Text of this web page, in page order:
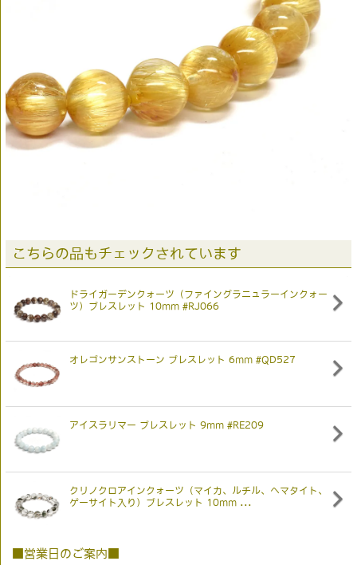
こちらの品もチェックされています
ドライガーデンクォーツ（ファイングラニュラーインクォー
ツ）ブレスレット 10mm #RJ066
オレゴンサンストーン ブレスレット 6mm #QD527
アイスラリマー ブレスレット 9mm #RE209
クリノクロアインクォーツ（マイカ、ルチル、ヘマタイト、
ゲーサイト入り）ブレスレット 10mm ...
■営業日のご案内■